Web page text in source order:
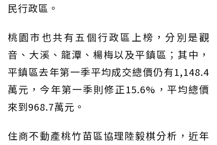
民行政區。
桃園市也共有五個行政區上榜，分別是觀
音、大溪、龍潭、楊梅以及平鎮區；其中，
平鎮區去年第一季平均成交總價仍有1,148.4
萬元，今年第一季則修正15.6%，平均總價
來到968.7萬元。
住商不動產桃竹苗區協理陸毅棋分析，近年